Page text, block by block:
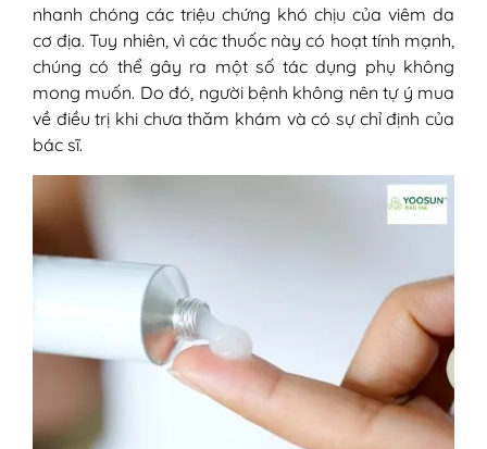
nhanh chóng các triệu chứng khó chịu của viêm da
cơ địa. Tuy nhiên, vì các thuốc này có hoạt tính mạnh,
chúng có thể gây ra một số tác dụng phụ không
mong muốn. Do đó, người bệnh không nên tự ý mua
về điều trị khi chưa thăm khám và có sự chỉ định của
bác sĩ.